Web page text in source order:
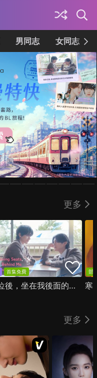
男同志 女同志
更多
首集免費
換座位後，坐在我後面的男生好像喜歡我
部
寒
更多